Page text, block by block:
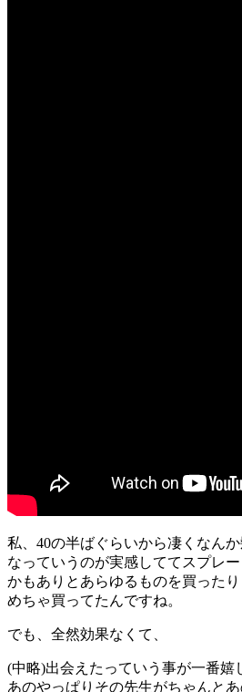
私、40の半ばぐらいから凄くなん
なっていうのが実感しててスプレ
かもありとあらゆるものを買った
めちゃ買ってたんですね。
でも、全然効果なくて、
(中略)出会えたっていう事が一番嬉
あのやっぱりその先生がちゃんと